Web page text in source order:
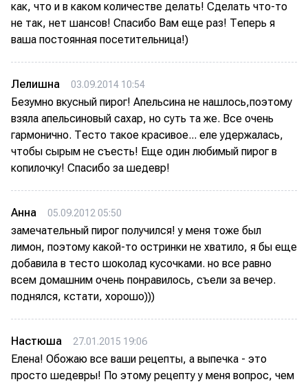
как, что и в каком количестве делать! Сделать что-то
не так, нет шансов! Спасибо Вам еще раз! Теперь я
ваша постоянная посетительница!)
Лелишна 03.09.2014 10:54
Безумно вкусный пирог! Апельсина не нашлось,поэтому
взяла апельсиновый сахар, но суть та же. Все очень
гармонично. Тесто такое красивое... еле удержалась,
чтобы сырым не съесть! Еще один любимый пирог в
копилочку! Спасибо за шедевр!
Анна 05.09.2012 05:50
замечательный пирог получился! у меня тоже был
лимон, поэтому какой-то остринки не хватило, я бы еще
добавила в тесто шоколад кусочками. но все равно
всем домашним очень понравилось, съели за вечер.
поднялся, кстати, хорошо)))
Настюша 27.01.2015 19:06
Елена! Обожаю все ваши рецепты, а выпечка - это
просто шедевры! По этому рецепту у меня вопрос, чем